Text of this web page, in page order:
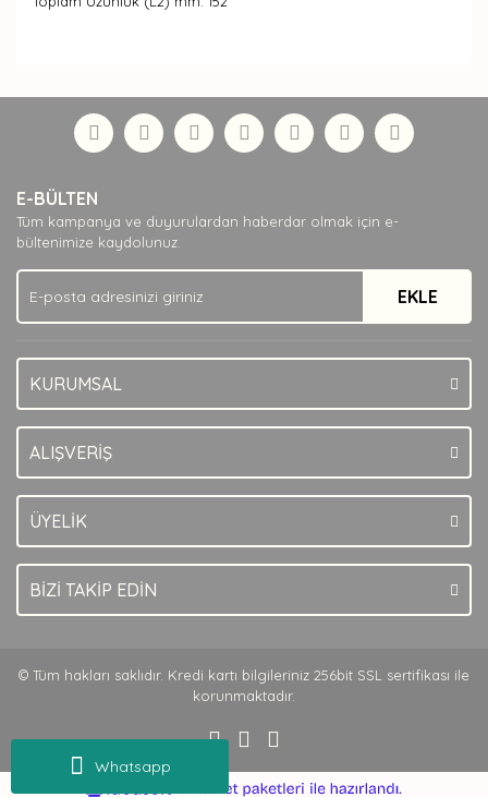
Whatsapp
Yorum Yaz
formunu kullanarak tarafımıza iletebilirsiniz.
Görüş ve önerileriniz için teşekkür ederiz.
Ürün açıklamasında eksik bilgiler bulunuyor.
Ürün bilgilerinde hatalar bulunuyor.
Ürün fiyatı diğer sitelerden daha pahalı.
Bu ürüne benzer farklı alternatifler olmalı.
E-BÜLTEN
Tüm kampanya ve duyurulardan haberdar olmak için e-
bültenimize kaydolunuz.
EKLE
KURUMSAL
ALIŞVERİŞ
ÜYELİK
BİZİ TAKİP EDİN
© Tüm hakları saklıdır. Kredi kartı bilgileriniz 256bit SSL sertifikası ile
korunmaktadır.
e-